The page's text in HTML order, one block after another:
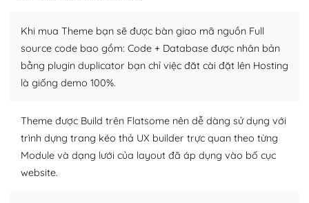
kiếm những cộng đồng WordPress, họ sẽ giúp bạn trả
lời, giải đáp vấn đề của bạn.
Cộng đồng sử dụng WordPress sẵn sàng hỗ trợ bạn
Plugin mở rộng là thành phần cài đặt thêm vào
WordPress để tăng thêm các tính năng cần thiết. Có
nhiều plugin trả phí hoặc miễn phí.
Khi mua Theme bạn sẽ được bàn giao mã nguồn Full
source code bao gồm: Code + Database được nhân bản
bằng plugin duplicator bạn chỉ việc đăt cài đặt lên Hosting
là giống demo 100%.
Theme được Build trên Flatsome nên dễ dàng sử dụng với
trình dựng trang kéo thả UX builder trực quan theo từng
Module và dạng lưới của layout đã áp dụng vào bố cục
website.